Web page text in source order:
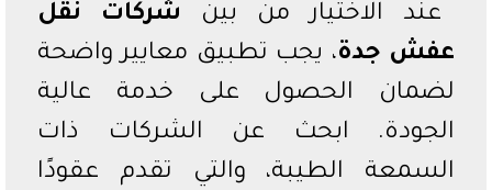
عند الاختيار من بين شركات نقل
عفش جدة، يجب تطبيق معايير واضحة
لضمان الحصول على خدمة عالية
الجودة. ابحث عن الشركات ذات
السمعة الطيبة، والتي تقدم عقودًا